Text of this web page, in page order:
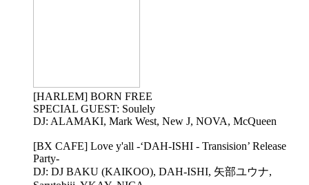
[HARLEM] BORN FREE
SPECIAL GUEST: Soulely
DJ: ALAMAKI, Mark West, New J, NOVA, McQueen
[BX CAFE] Love y'all​ -‘DAH-ISHI - Transision’ Release
Party-
DJ: DJ BAKU (KAIKOO), DAH-ISHI, 矢部ユウナ,